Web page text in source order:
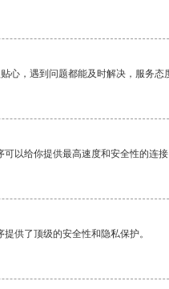
心，遇到问题都能及时解决，服务态
以给你提供最高速度和安全性的连
供了顶级的安全性和隐私保护。